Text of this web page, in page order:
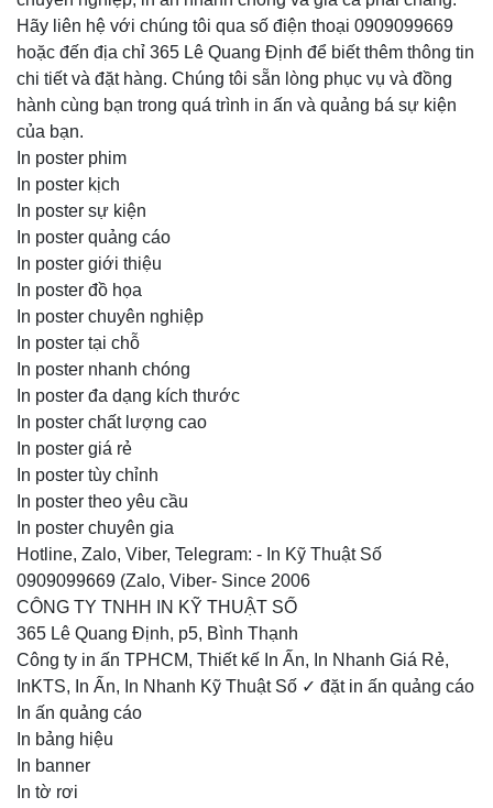
Hãy liên hệ với chúng tôi qua số điện thoại 0909099669
hoặc đến địa chỉ 365 Lê Quang Định để biết thêm thông tin
chi tiết và đặt hàng. Chúng tôi sẵn lòng phục vụ và đồng
hành cùng bạn trong quá trình in ấn và quảng bá sự kiện
của bạn.
In poster phim
In poster kịch
In poster sự kiện
In poster quảng cáo
In poster giới thiệu
In poster đồ họa
In poster chuyên nghiệp
In poster tại chỗ
In poster nhanh chóng
In poster đa dạng kích thước
In poster chất lượng cao
In poster giá rẻ
In poster tùy chỉnh
In poster theo yêu cầu
In poster chuyên gia
Hotline, Zalo, Viber, Telegram: - In Kỹ Thuật Số
0909099669 (Zalo, Viber- Since 2006
CÔNG TY TNHH IN KỸ THUẬT SỐ
365 Lê Quang Định, p5, Bình Thạnh
Công ty in ấn TPHCM, Thiết kế In Ấn, In Nhanh Giá Rẻ,
InKTS, In Ấn, In Nhanh Kỹ Thuật Số ✓ đặt in ấn quảng cáo
In ấn quảng cáo
In bảng hiệu
In banner
In tờ rơi